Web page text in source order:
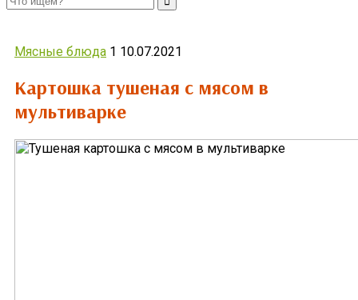
Мясные блюда 1 10.07.2021
Картошка тушеная с мясом в
мультиварке